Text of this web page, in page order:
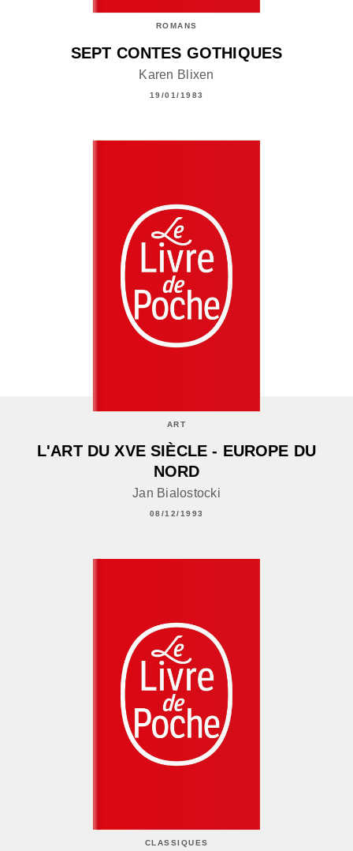
ROMANS
SEPT CONTES GOTHIQUES
Karen Blixen
19/01/1983
ART
L'ART DU XVE SIÈCLE - EUROPE DU
NORD
Jan Bialostocki
08/12/1993
CLASSIQUES